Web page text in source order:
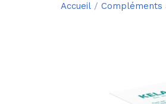
Accueil / Compléments